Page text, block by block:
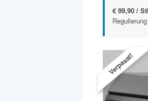
€ 99,90 /
Verpasst!